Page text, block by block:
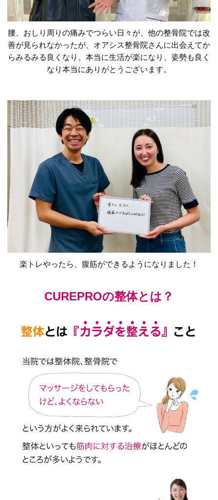
腰、おしり周りの痛みでつらい日々が、他の整骨院では改
善が見られなかったが、オアシス整骨院さんに出会えてか
らみるみる良くなり、本当に生活が楽になり、姿勢も良く
なり本当にありがとうございます。
楽トレやったら、腹筋ができるようになりました！
CUREPROの整体とは？